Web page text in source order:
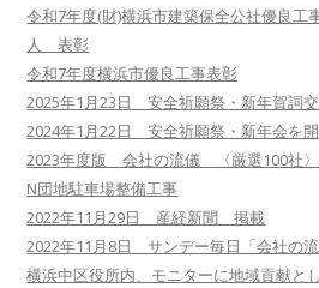
令和7年度(財)横浜市建築保全公社優良工
人 表彰
令和7年度横浜市優良工事表彰
2025年1月23日 安全祈願祭・新年賀詞
2024年1月22日 安全祈願祭・新年会を
2023年度版 会社の流儀 〈厳選100社
N団地駐車場整備工事
2022年11月29日 産経新聞 掲載
2022年11月8日 サンデー毎日「会社の
横浜中区役所内、モニターに地域貢